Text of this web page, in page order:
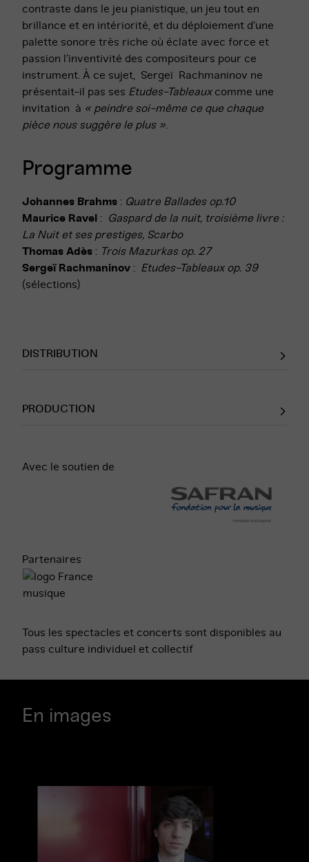
contraste dans le jeu pianistique, un jeu tout en
brillance et en intériorité, et du déploiement d’une
palette sonore très riche où éclate avec force et
passion l’inventivité des compositeurs pour ce
instrument. À ce sujet, Sergeï Rachmaninov ne
présentait-il pas ses Etudes-Tableauxcomme une
invitation à « peindre soi-même ce que chaque
pièce nous suggère le plus »
Programme
Johannes Brahms : Quatre Ballades op.10
Maurice Ravel :
Gaspard de la nuit, troisième livre :
La Nuit et ses prestiges, Scarbo
Thomas Adès : Trois Mazurkas op. 27
Sergeï Rachmaninov : Etudes-Tableaux op. 39
(sélections)
DISTRIBUTION
PRODUCTION
Avec le soutien de
Partenaires
Tous les spectacles et concerts sont disponibles au
pass culture individuel et collectif
En images